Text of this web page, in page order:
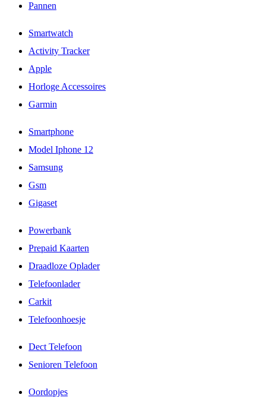
Pannen
Smartwatch
Activity Tracker
Apple
Horloge Accessoires
Garmin
Smartphone
Model Iphone 12
Samsung
Gsm
Gigaset
Powerbank
Prepaid Kaarten
Draadloze Oplader
Telefoonlader
Carkit
Telefoonhoesje
Dect Telefoon
Senioren Telefoon
Oordopjes